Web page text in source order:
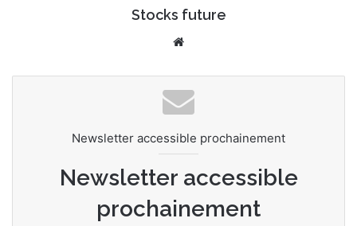
Stocks future
Newsletter accessible prochainement
Newsletter accessible
prochainement